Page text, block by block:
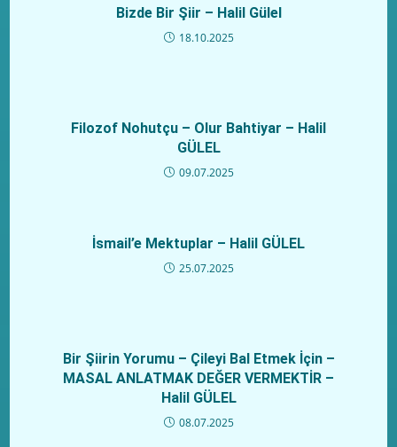
Bizde Bir Şiir – Halil Gülel
18.10.2025
Filozof Nohutçu – Olur Bahtiyar – Halil
GÜLEL
09.07.2025
İsmail’e Mektuplar – Halil GÜLEL
25.07.2025
Bir Şiirin Yorumu – Çileyi Bal Etmek İçin –
MASAL ANLATMAK DEĞER VERMEKTİR –
Halil GÜLEL
08.07.2025